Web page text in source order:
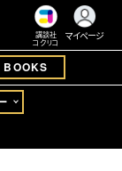
講談社
コクリコ
マイページ
BOOKS